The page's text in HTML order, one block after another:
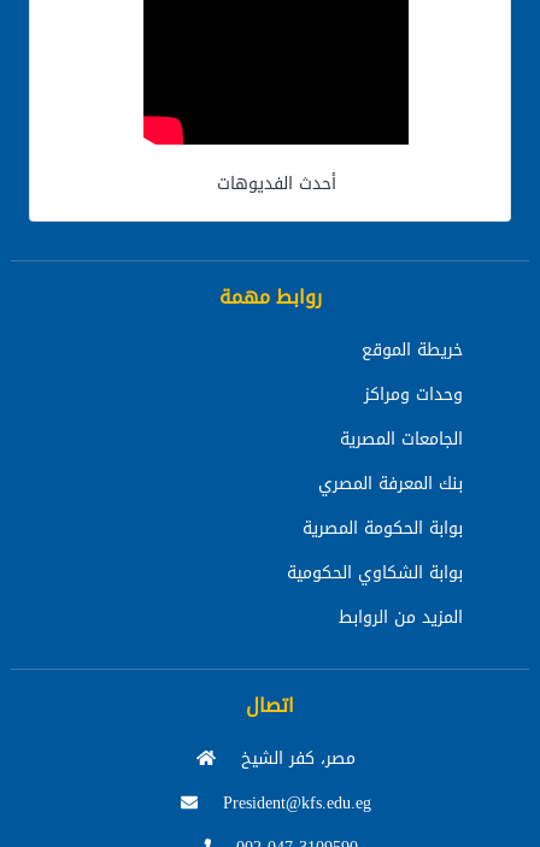
أحدث الفديوهات
روابط مهمة
خريطة الموقع
وحدات ومراكز
الجامعات المصرية
بنك المعرفة المصري
بوابة الحكومة المصرية
بوابة الشكاوي الحكومية
المزيد من الروابط
اتصال
مصر، كفر الشيخ
President@kfs.edu.eg